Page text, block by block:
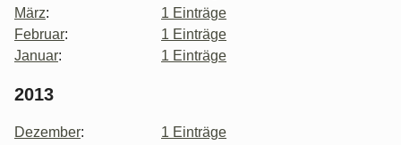
März:
1 Einträge
Februar:
1 Einträge
Januar: 1 Einträge
2013
Dezember:
1 Einträge